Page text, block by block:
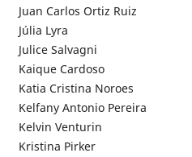
Juan Carlos Ortiz Ruiz
Júlia Lyra
Julice Salvagni
Kaique Cardoso
Katia Cristina Noroes
Kelfany Antonio Pereira
Kelvin Venturin
Kristina Pirker